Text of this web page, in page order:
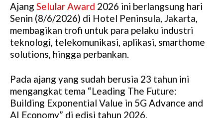
Ajang Selular Award 2026 ini berlangsung hari
Senin (8/6/2026) di Hotel Peninsula, Jakarta,
membagikan trofi untuk para pelaku industri
teknologi, telekomunikasi, aplikasi, smarthome
solutions, hingga perbankan.
Pada ajang yang sudah berusia 23 tahun ini
mengangkat tema “Leading The Future:
Building Exponential Value in 5G Advance and
AI Economy” di edisi tahun 2026.